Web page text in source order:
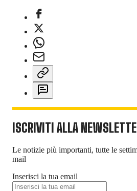
ISCRIVITI ALLA
Le notizie più importanti, tutte le
mail
Inserisci la tua email